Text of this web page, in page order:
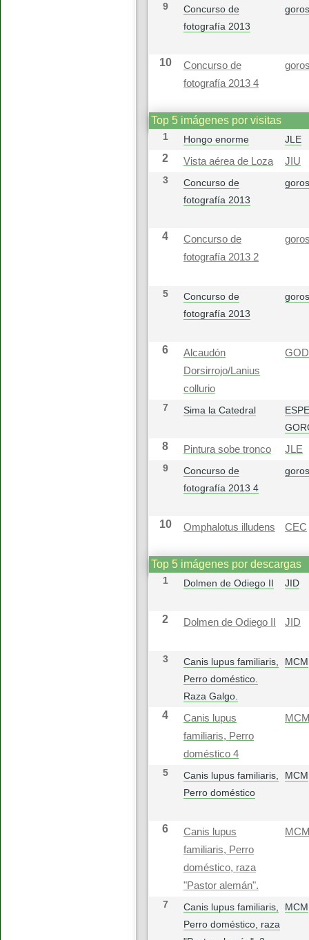
9
Concurso de
fotografía 2013
10
Concurso de
fotografía 2013 4
Top 5 imágenes por visitas
1 Hongo enorme JLE
2 Vista aérea de Loza
JIU
3
Concurso de
fotografía 2013
4
Concurso de
fotografía 2013 2
5
Concurso de
fotografía 2013
6
Alcaudón
Dorsirrojo/Lanius
collurio
GOD
7 Sima la Catedral
8 Pintura sobe tronco
JLE
9
Concurso de
fotografía 2013 4
10 Omphalotus illudens CEC
Top 5 imágenes por descargas
1 Dolmen de Odiego II JID
2 Dolmen de Odiego II JID
3
Canis lupus familiaris,
Perro doméstico.
Raza Galgo.
MCM
4
Canis lupus
familiaris, Perro
doméstico 4
5
Canis lupus familiaris,
Perro doméstico
MCM
6
Canis lupus
familiaris, Perro
doméstico, raza
"Pastor alemán".
7
Canis lupus familiaris,
Perro doméstico, raza
MCM